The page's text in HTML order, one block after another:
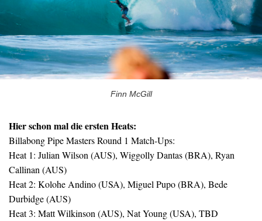
Finn McGill
Hier schon mal die ersten Heats:
Billabong Pipe Masters Round 1 Match-Ups:
Heat 1: Julian Wilson (AUS), Wiggolly Dantas (BRA), Ryan
Callinan (AUS)
Heat 2: Kolohe Andino (USA), Miguel Pupo (BRA), Bede
Durbidge (AUS)
Heat 3: Matt Wilkinson (AUS), Nat Young (USA), TBD